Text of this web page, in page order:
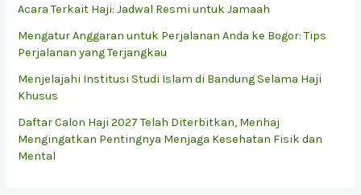
Acara Terkait Haji: Jadwal Resmi untuk Jamaah
Mengatur Anggaran untuk Perjalanan Anda ke Bogor: Tips
Perjalanan yang Terjangkau
Menjelajahi Institusi Studi Islam di Bandung Selama Haji
Khusus
Daftar Calon Haji 2027 Telah Diterbitkan, Menhaj
Mengingatkan Pentingnya Menjaga Kesehatan Fisik dan
Mental